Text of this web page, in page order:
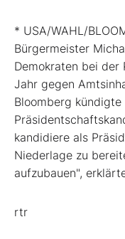
* USA/WAHL/
Bürgermeister
Demokraten bei der
Jahr gegen
Bloomberg
kandidiere als
Niederlage zu
aufzubauen",
rtr